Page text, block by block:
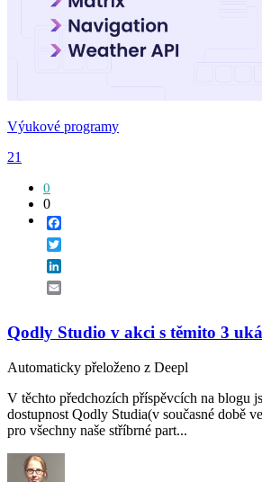
Výukové programy
21
0
0
Qodly Studio v akci s těmito 3
Automaticky přeloženo z Deepl
V těchto předchozích příspěvcích na blogu
dostupnost Qodly Studia(v současné době
pro všechny naše stříbrné part...